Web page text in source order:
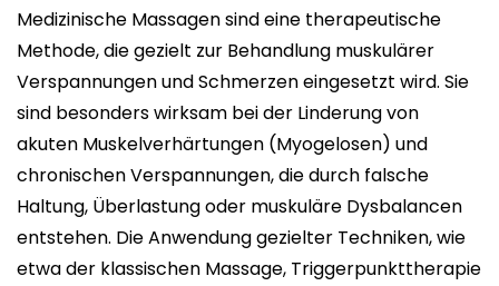
Medizinische Massagen sind eine therapeutische
Methode, die gezielt zur Behandlung muskulärer
Verspannungen und Schmerzen eingesetzt wird. Sie
sind besonders wirksam bei der Linderung von
akuten Muskelverhärtungen (Myogelosen) und
chronischen Verspannungen, die durch falsche
Haltung, Überlastung oder muskuläre Dysbalancen
entstehen. Die Anwendung gezielter Techniken, wie
etwa der klassischen Massage, Triggerpunkttherapie